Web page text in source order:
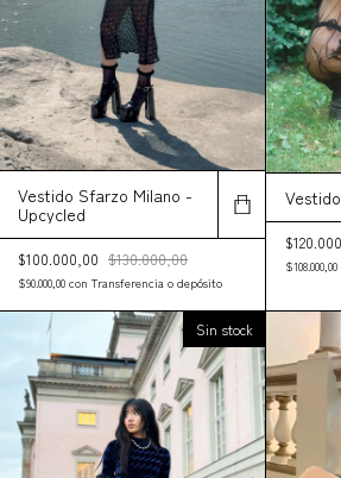
Vestido Sfarzo Milano -
Upcycled
$100.000,00 $130.000,00
$90.000,00 con Transferencia o depósito
$108.000,00
Sin stock